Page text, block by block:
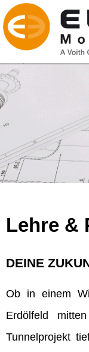
Lehre &
DEINE
Ob in einem
Erdölfeld
Tunnelprojekt